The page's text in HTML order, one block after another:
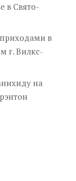
в Свято-
в
г. Вилкс-
на